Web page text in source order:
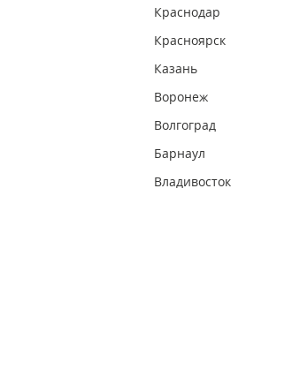
Краснодар
Красноярск
Казань
Воронеж
Волгоград
Барнаул
Владивосток